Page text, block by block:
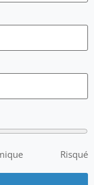
Risqué